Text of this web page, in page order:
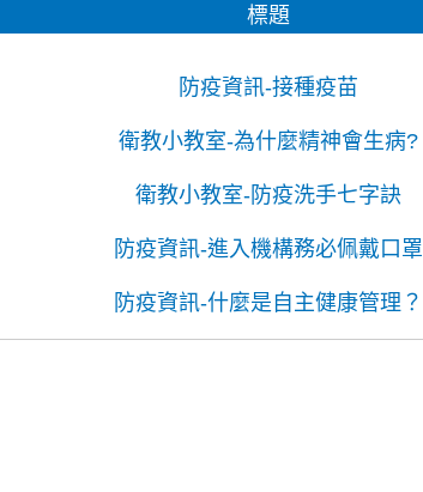
標題
防疫資訊-接種疫苗
衛教小教室-為什麼精神會生病?
衛教小教室-防疫洗手七字訣
防疫資訊-進入機構務必佩戴口罩
防疫資訊-什麼是自主健康管理？